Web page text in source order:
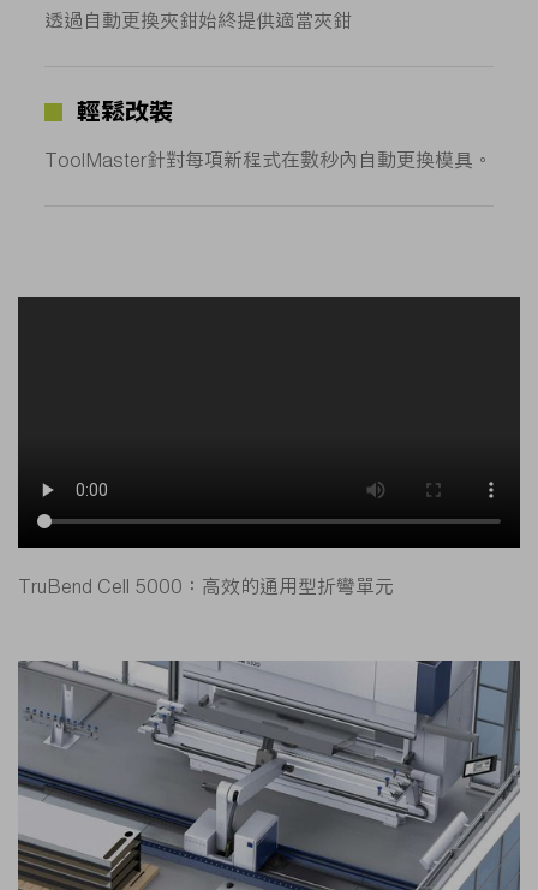
透過自動更換夾鉗始終提供適當夾鉗
輕鬆改裝
ToolMaster針對每項新程式在數秒內自動更換模具。
TruBend Cell 5000：高效的通用型折彎單元